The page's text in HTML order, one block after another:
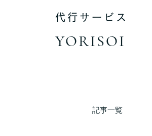
代行サービス
YORISOI
記事一覧